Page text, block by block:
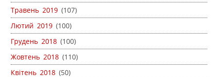
Травень 2019 (107)
Лютий 2019 (100)
Грудень 2018 (100)
Жовтень 2018 (110)
Квітень 2018 (50)